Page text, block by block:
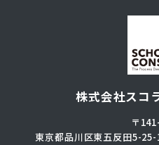
株式会社スコ
〒
東京都品川区東五反田5-